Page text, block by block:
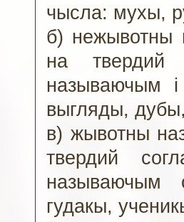
чысла: мухы,
б) нежывотны
на твердий
называючым
выгляды,
в) жывотны
твердий
называючым
гудакы,